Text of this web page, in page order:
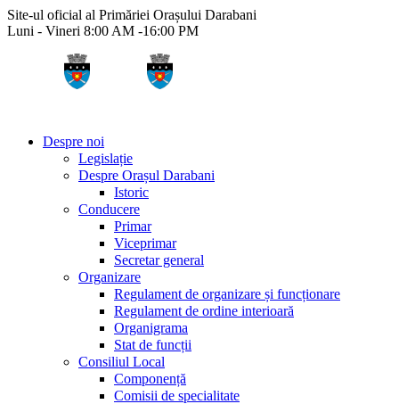
Site-ul oficial al Primăriei Orașului Darabani
Luni - Vineri 8:00 AM -16:00 PM
Despre noi
Legislație
Despre Orașul Darabani
Istoric
Conducere
Primar
Viceprimar
Secretar general
Organizare
Regulament de organizare și funcționare
Regulament de ordine interioară
Organigrama
Stat de funcții
Consiliul Local
Componență
Comisii de specialitate